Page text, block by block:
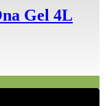
Gel 4L